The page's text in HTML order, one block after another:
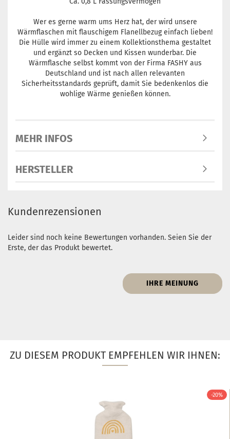
Wer es gerne warm ums Herz hat, der wird unsere
Wärmflaschen mit flauschigem Flanellbezug einfach lieben!
Die Hülle wird immer zu einem Kollektionsthema gestaltet
und ergänzt so Decken und Kissen wunderbar. Die
Wärmflasche selbst kommt von der Firma FASHY aus
Deutschland und ist nach allen relevanten
Sicherheitsstandards geprüft, damit Sie bedenkenlos die
wohlige Wärme genießen können.
MEHR INFOS
HERSTELLER
Kundenrezensionen
Leider sind noch keine Bewertungen vorhanden. Seien Sie der
Erste, der das Produkt bewertet.
IHRE MEINUNG
ZU DIESEM PRODUKT EMPFEHLEN WIR IHNEN:
-20%